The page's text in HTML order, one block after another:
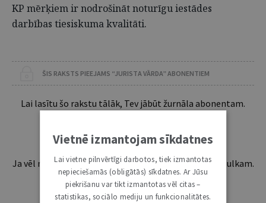
KP mērķiem ir nodrošināt noturīgu iestādes
darbības tiesiskuma kvalitāti.
ŠIS RAKSTS PIEEJAMS “JURISTA VĀRDA” ABONENTIEM
Lai lasītu šo rakstu tālāk, Tev jābūt žurnāla abonentam.
Ja vēl neesi abonents, aicinām pievienoties lasītāju pulkam.
Iegūsi tūlītēju piekļuvi digitālajam saturam!
Vietnē izmantojam sīkdatnes
Lai vietne pilnvērtīgi darbotos, tiek izmantotas
nepieciešamās (obligātās) sīkdatnes. Ar Jūsu
piekrišanu var tikt izmantotas vēl citas –
statistikas, sociālo mediju un funkcionalitātes.